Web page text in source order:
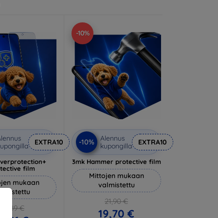
EXTRA10
film
mukaan
20,89 €
-10%
-10%
Alennus
kupongilla
EXTRA10
3mk Hammer protective film
Mittojen mukaan
valmistettu
21,90 €
19,70 €